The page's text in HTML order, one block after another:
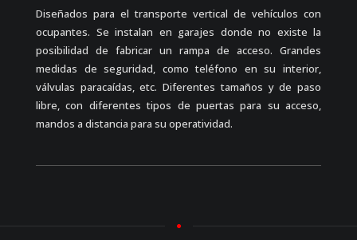
Diseñados para el transporte vertical de vehículos con
ocupantes. Se instalan en garajes donde no existe la
posibilidad de fabricar un rampa de acceso. Grandes
medidas de seguridad, como teléfono en su interior,
válvulas paracaídas, etc. Diferentes tamaños y de paso
libre, con diferentes tipos de puertas para su acceso,
mandos a distancia para su operatividad.